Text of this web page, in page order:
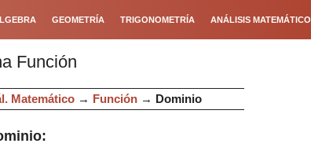
GEOMETRÍA TRIGONOMETRÍA ANÁLISIS MATEMÁTICO
Función
Matemático → Función → Dominio